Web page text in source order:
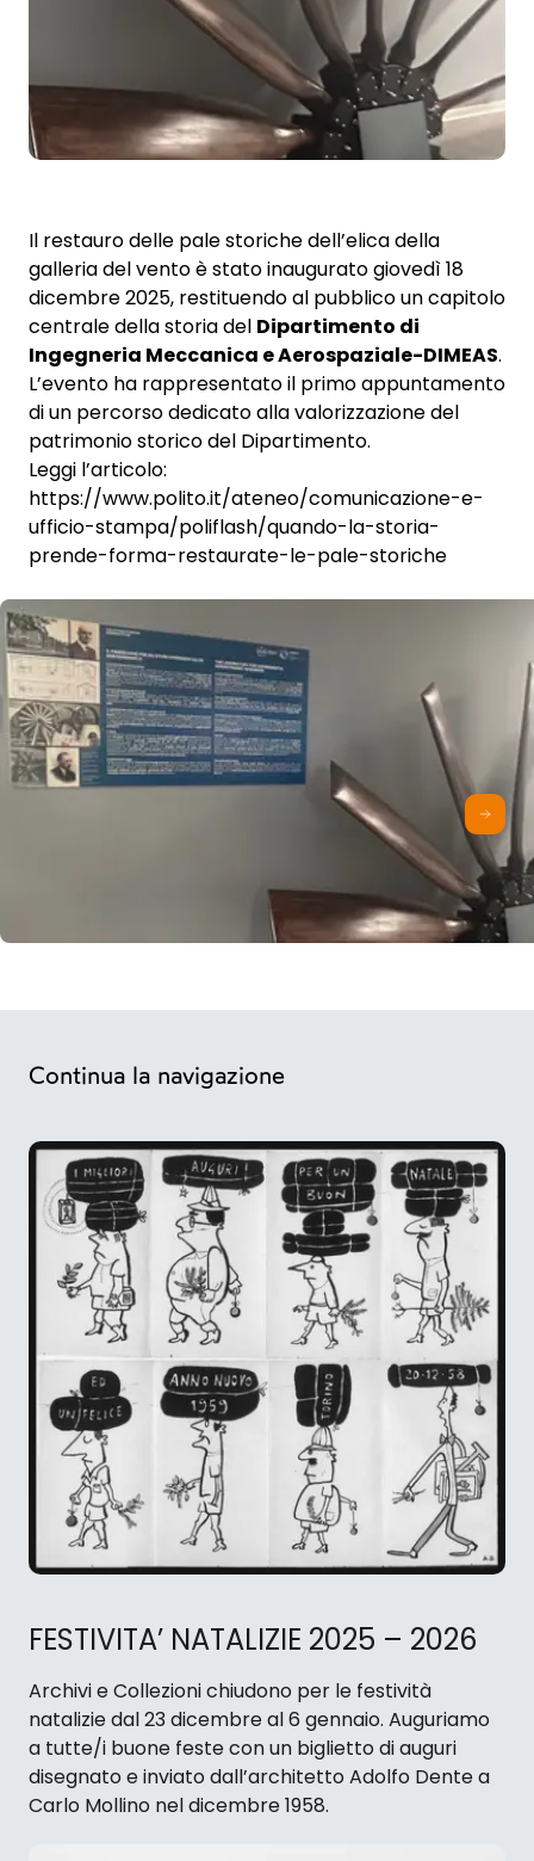
Il restauro delle pale storiche dell’elica della
galleria del vento è stato inaugurato giovedì 18
dicembre 2025, restituendo al pubblico un capitolo
centrale della storia del Dipartimento di
Ingegneria Meccanica e Aerospaziale-DIMEAS.
L’evento ha rappresentato il primo appuntamento
di un percorso dedicato alla valorizzazione del
patrimonio storico del Dipartimento.
Leggi l’articolo:
https://www.polito.it/ateneo/comunicazione-e-
ufficio-stampa/poliflash/quando-la-storia-
prende-forma-restaurate-le-pale-storiche
Continua la navigazione
FESTIVITA’ NATALIZIE 2025 – 2026
Archivi e Collezioni chiudono per le festività
natalizie dal 23 dicembre al 6 gennaio. Auguriamo
a tutte/i buone feste con un biglietto di auguri
disegnato e inviato dall’architetto Adolfo Dente a
Carlo Mollino nel dicembre 1958.